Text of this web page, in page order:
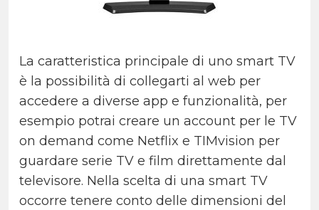
La caratteristica principale di uno smart TV
è la possibilità di collegarti al web per
accedere a diverse app e funzionalità, per
esempio potrai creare un account per le TV
on demand come Netflix e TIMvision per
guardare serie TV e film direttamente dal
televisore. Nella scelta di una smart TV
occorre tenere conto delle dimensioni del